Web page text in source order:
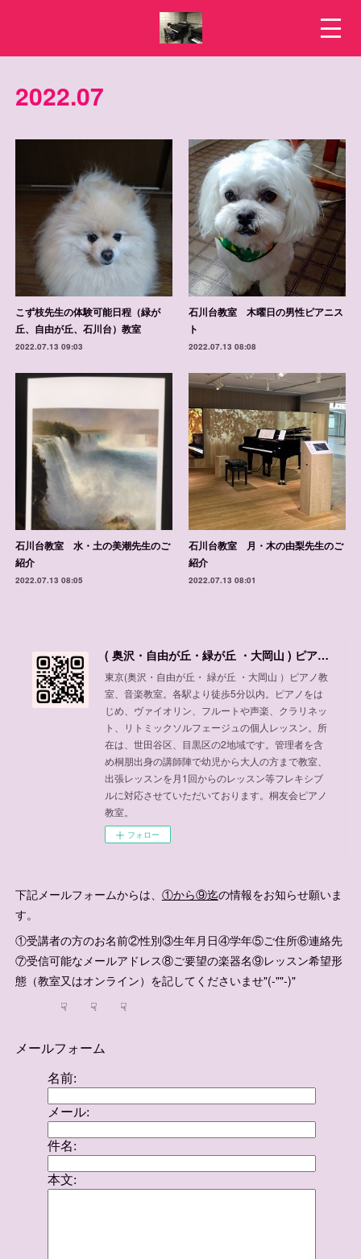
2022.07
こず枝先生の体験可能日程（緑が
丘、自由が丘、石川台）教室
2022.07.13 09:03
石川台教室 木曜日の男性ピアニス
ト
2022.07.13 08:08
石川台教室 水・土の美潮先生のご
紹介
2022.07.13 08:05
石川台教室 月・木の由梨先生のご
紹介
2022.07.13 08:01
( 奥沢・自由が丘・緑が丘 ・大岡山 ) ピアノ教室、音楽教室
東京(奥沢・自由が丘・ 緑が丘 ・大岡山 ）ピアノ教
室、音楽教室。各駅より徒歩5分以内。ピアノをは
じめ、ヴァイオリン、フルートや声楽、クラリネッ
ト、リトミックソルフェージュの個人レッスン。所
在は、世田谷区、目黒区の2地域です。管理者を含
め桐朋出身の講師陣で幼児から大人の方まで教室、
出張レッスンを月1回からのレッスン等フレキシブ
ルに対応させていただいております。桐友会ピアノ
教室。
フォロー
下記メールフォームからは、 ①から⑨迄の情報をお知らせ願いま
す。
①受講者の方のお名前②性別③生年月日④学年⑤ご住所⑥連絡先
⑦受信可能なメールアドレス⑧ご要望の楽器名⑨レッスン希望形
態（教室又はオンライン）を記してくださいませ"(-""-)"
☟ ☟ ☟